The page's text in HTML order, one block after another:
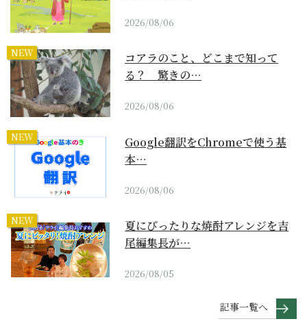
2026/08/06
NEW
コアラのこと、どこまで知って
る？ 驚きの…
2026/08/06
NEW
Google翻訳をChromeで使う基
本…
2026/08/06
NEW
夏にぴったりな焼酎アレンジを吉
尾編集長が…
2026/08/05
記事一覧へ